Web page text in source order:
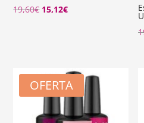
19,60€ El
19,60€.
15,12€El
15,12€.
OFERTA